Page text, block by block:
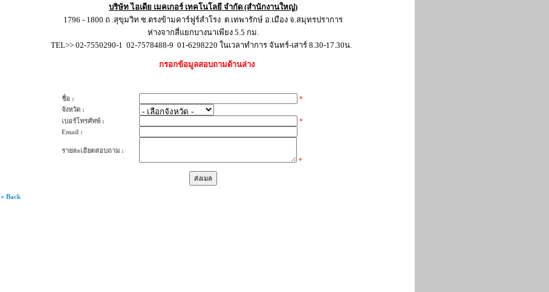
บริษัท ไอเดีย เมคเกอร์ เทคโนโลยี จำกัด (สำนักงานใหญ่)
1796 - 1800 ถ .สุขุมวิท ซ.ตรงข้ามคาร์ฟูร์สำโรง ต.เทพารักษ์ อ.เมือง จ.สมุทรปราการ
ห่างจากสี่แยกบางนาเพียง 5.5 กม.
TEL>> 02-7550290-1 02-7578488-9 01-6298220 ในเวลาทำการ จันทร์-เสาร์ 8.30-17.30น.
กรอกข้อมูลสอบถามด้านล่าง
ชื่อ :
*
จังหวัด :
เบอร์โทรศัทพ์ :
*
Email :
รายละเอียดสอบถาม :
*
« Back